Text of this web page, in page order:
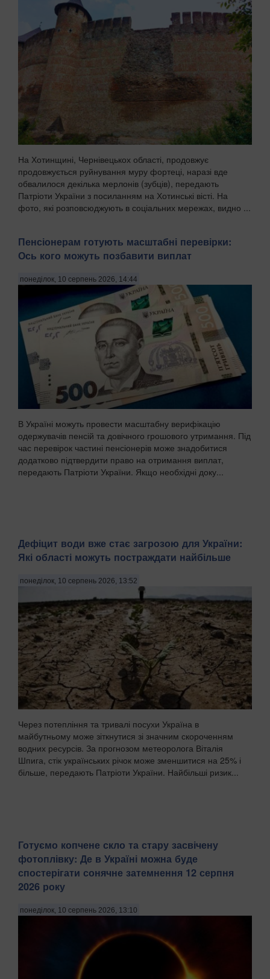
На Хотинщині, Чернівецькох області, продовжує
продовжується руйнування муру фортеці, наразі вде
обвалилося декілька мерлонів (зубців), передають
Патріоти України з посиланням на Хотинські вісті. На
фото, які розповсюджують в соціальних мережах, видно ...
Пенсіонерам готують масштабні перевірки:
Ось кого можуть позбавити виплат
понеділок, 10 серпень 2026, 14:44
В Україні можуть провести масштабну верифікацію
одержувачів пенсій та довічного грошового утримання. Під
час перевірок частині пенсіонерів може знадобитися
додатково підтвердити право на отримання виплат,
передають Патріоти України. Якщо необхідні доку...
Дефіцит води вже стає загрозою для України:
Які області можуть постраждати найбільше
понеділок, 10 серпень 2026, 13:52
Через потепління та тривалі посухи Україна в
майбутньому може зіткнутися зі значним скороченням
водних ресурсів. За прогнозом метеоролога Віталія
Шпига, стік українських річок може зменшитися на 25% і
більше, передають Патріоти України. Найбільші ризик...
Готуємо копчене скло та стару засвічену
фотоплівку: Де в Україні можна буде
спостерігати сонячне затемнення 12 серпня
2026 року
понеділок, 10 серпень 2026, 13:10